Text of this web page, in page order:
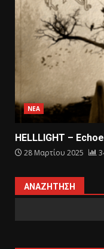
ΝΕΑ
HELLLIGHT –
28 Μαρτίου 2025
ΑΝΑΖΉΤΗΣΗ